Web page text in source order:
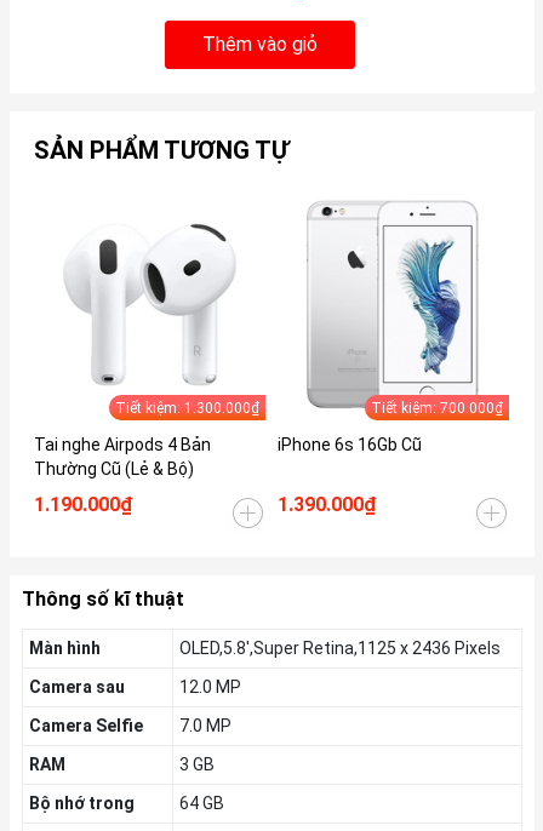
Thêm vào giỏ
SẢN PHẨM TƯƠNG TỰ
Tiết kiệm: 1.300.000₫
Tai nghe Airpods 4 Bản
Thường Cũ (Lẻ & Bộ)
1.190.000₫
Tiết kiệm: 700.000₫
iPhone 6s 16Gb Cũ
1.390.000₫
Thông số kĩ thuật
Màn hình
OLED,5.8',Super Retina,1125 x 2436 Pixels
Camera sau
12.0 MP
Camera Selfie
7.0 MP
RAM
3 GB
Bộ nhớ trong
64 GB